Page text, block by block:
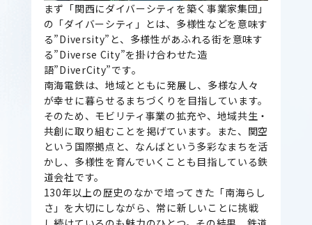
まず「関西にダイバーシティを築く事業家集団」
の「ダイバーシティ」とは、多様性などを意味す
る”Diversity”と、多様性があふれる街を意味す
る”Diverse City”を掛け合わせた造
語”DiverCity”です。
南海電鉄は、地域とともに発展し、多様な人々
が幸せに暮らせるまちづくりを目指しています。
そのため、モビリティ事業の拡充や、地域共生・
共創に取り組むことを掲げています。また、関空
という国際拠点と、なんばという多彩なまちを活
かし、多様性を育んでいくことも目指している鉄
道会社です。
130年以上の歴史のなかで培ってきた「南海らし
さ」を大切にしながら、常に新しいことに挑戦